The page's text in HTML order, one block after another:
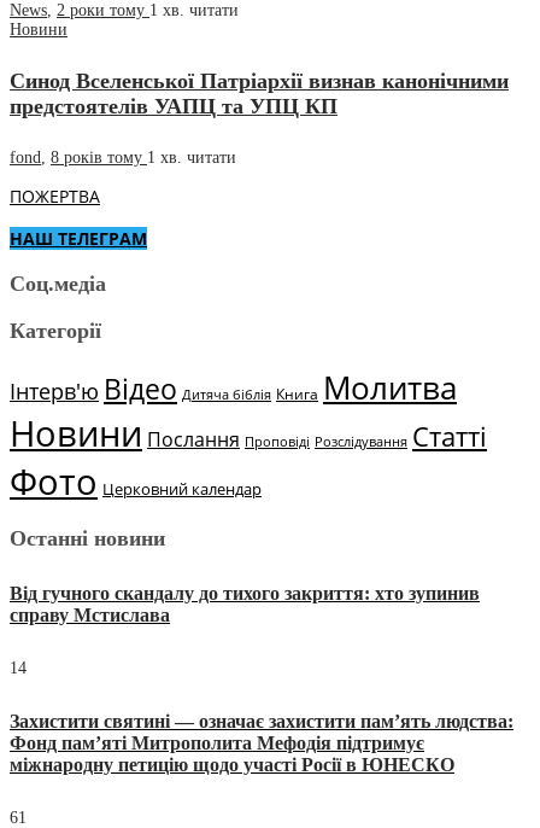
News 2 роки тому 1 хв. читати
Новини
Синод Вселенської Патріархії визнав канонічними
предстоятелів УАПЦ та УПЦ КП
fond 8 років тому 1 хв. читати
ПОЖЕРТВА
НАШ ТЕЛЕГРАМ
Соц.медіа
Категорії
Інтерв'ю Відео Дитяча біблія Книга Молитва
Новини Послання Проповіді Розслідування Статті
Фото Церковний календар
Останні новини
Від гучного скандалу до тихого закриття: хто зупинив
справу Мстислава
14
Захистити святині — означає захистити пам’ять людства:
Фонд пам’яті Митрополита Мефодія підтримує
міжнародну петицію щодо участі Росії в ЮНЕСКО
61